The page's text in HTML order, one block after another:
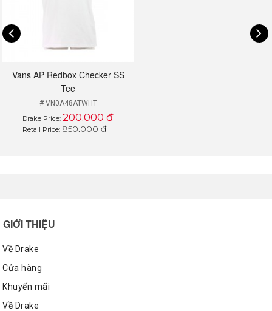
Vans AP Redbox Checker SS
Tee
# VN0A48ATWHT
Drake Price: 200.000 đ
Retail Price:850.000 đ
GIỚI THIỆU
Về Drake
Cửa hàng
Khuyến mãi
Về Drake